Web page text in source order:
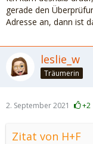
gerade den
Adresse an, dann ist
leslie_w
Träumerin
2. September 2021 +2
Zitat von H+F